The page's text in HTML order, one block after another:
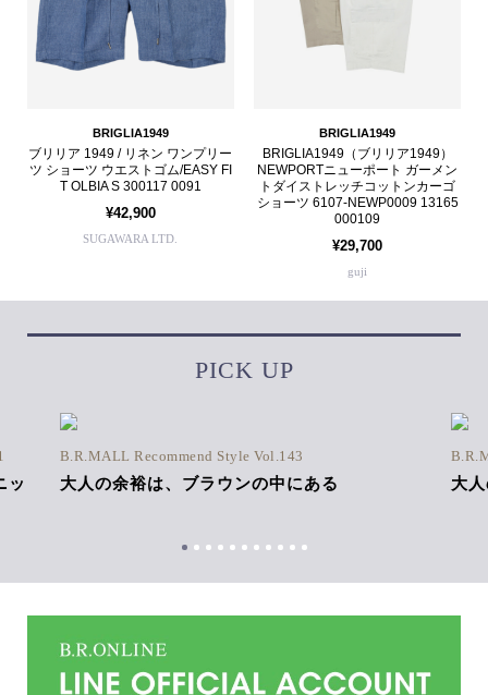
BRIGLIA1949
ブリリア 1949 / リネン ワンプリー
ツ ショーツ ウエストゴム/EASY FI
T OLBIA S 300117 0091
¥42,900
SUGAWARA LTD.
BRIGLIA1949
BRIGLIA1949（ブリリア1949）
NEWPORTニューポート ガーメン
トダイストレッチコットンカーゴ
ショーツ 6107-NEWP0009 13165
000109
¥29,700
guji
PICK UP
ッ
B.R.MALL Recommend Style Vol.143
大人の余裕は、ブラウンの中にある 大